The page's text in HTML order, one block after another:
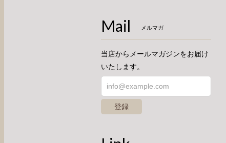
Mail メルマガ
当店からメールマガジンをお届け
いたします。
登録